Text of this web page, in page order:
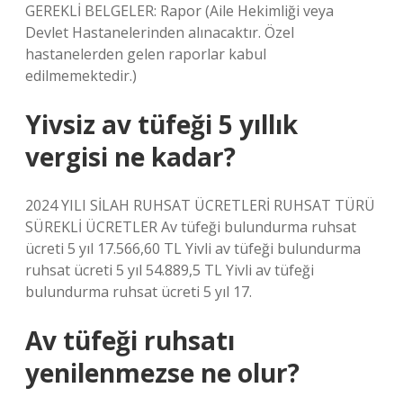
GEREKLİ BELGELER: Rapor (Aile Hekimliği veya
Devlet Hastanelerinden alınacaktır. Özel
hastanelerden gelen raporlar kabul
edilmemektedir.)
Yivsiz av tüfeği 5 yıllık
vergisi ne kadar?
2024 YILI SİLAH RUHSAT ÜCRETLERİ RUHSAT TÜRÜ
SÜREKLİ ÜCRETLER Av tüfeği bulundurma ruhsat
ücreti 5 yıl 17.566,60 TL Yivli av tüfeği bulundurma
ruhsat ücreti 5 yıl 54.889,5 TL Yivli av tüfeği
bulundurma ruhsat ücreti 5 yıl 17.
Av tüfeği ruhsatı
yenilenmezse ne olur?